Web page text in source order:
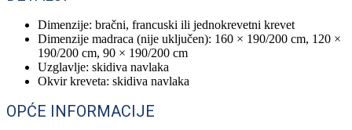
Dimenzije: bračni, francuski ili jednokrevetni krevet
Dimenzije madraca (nije uključen): 160 × 190/200 cm, 120 ×
190/200 cm, 90 × 190/200 cm
Uzglavlje: skidiva navlaka
Okvir kreveta: skidiva navlaka
OPĆE INFORMACIJE